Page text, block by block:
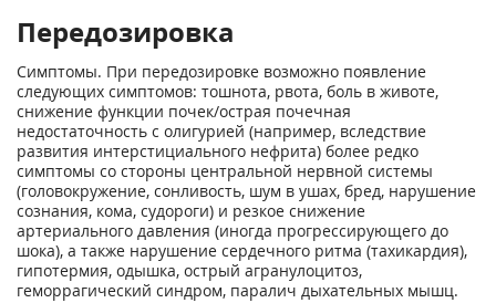
Передозировка
Симптомы. При передозировке возможно появление
следующих симптомов: тошнота, рвота, боль в животе,
снижение функции почек/острая почечная
недостаточность с олигурией (например, вследствие
развития интерстициального нефрита) более редко
симптомы со стороны центральной нервной системы
(головокружение, сонливость, шум в ушах, бред, нарушение
сознания, кома, судороги) и резкое снижение
артериального давления (иногда прогрессирующего до
шока), а также нарушение сердечного ритма (тахикардия),
гипотермия, одышка, острый агранулоцитоз,
геморрагический синдром, паралич дыхательных мышц.